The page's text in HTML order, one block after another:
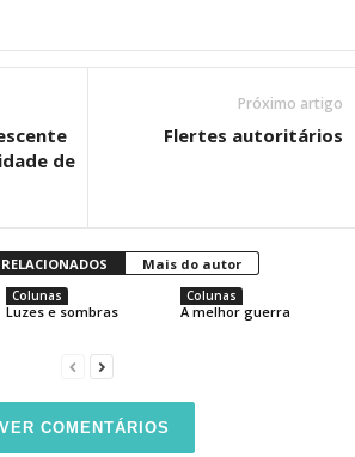
de
Próximo artigo
Flertes autoritários
Mais do autor
Colunas
Luzes e sombras
Colunas
A melhor guerra
VER COMENTÁRIOS